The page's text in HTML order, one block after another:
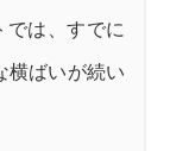
は、すでに
横ばいが続い